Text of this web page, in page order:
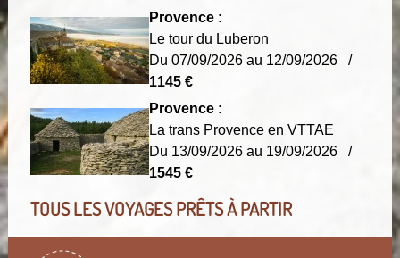
Provence :
Le tour du Luberon
Du 07/09/2026 au 12/09/2026 /
1145 €
Provence :
La trans Provence en VTTAE
Du 13/09/2026 au 19/09/2026 /
1545 €
TOUS LES VOYAGES PRÊTS À PARTIR